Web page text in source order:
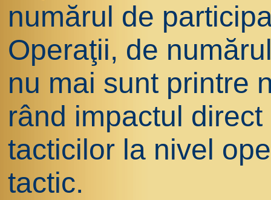
numărul de
Operaţii, de
nu mai sunt printre
rând impactul
tacticilor la nivel
tactic.